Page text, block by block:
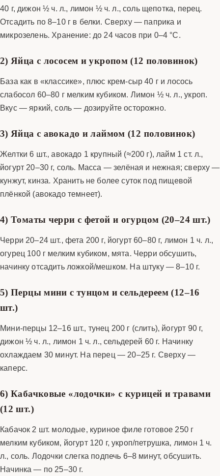
40 г, дижон ½ ч. л., лимон ½ ч. л., соль щепотка, перец.
Отсадить по 8–10 г в белки. Сверху — паприка и
микрозелень. Хранение: до 24 часов при 0–4 °C.
2) Яйца с лососем и укропом (12 половинок)
База как в «классике», плюс крем-сыр 40 г и лосось
слабосол 60–80 г мелким кубиком. Лимон ½ ч. л., укроп.
Вкус — яркий, соль — дозируйте осторожно.
3) Яйца с авокадо и лаймом (12 половинок)
Желтки 6 шт., авокадо 1 крупный (≈200 г), лайм 1 ст. л.,
йогурт 20–30 г, соль. Масса — зелёная и нежная; сверху —
кунжут, кинза. Хранить не более суток под пищевой
плёнкой (авокадо темнеет).
4) Томаты черри с фетой и огурцом (20–24 шт.)
Черри 20–24 шт., фета 200 г, йогурт 60–80 г, лимон 1 ч. л.,
огурец 100 г мелким кубиком, мята. Черри обсушить,
начинку отсадить ложкой/мешком. На штуку — 8–10 г.
5) Перцы мини с тунцом и сельдереем (12–16
шт.)
Мини-перцы 12–16 шт., тунец 200 г (слить), йогурт 90 г,
дижон ½ ч. л., лимон 1 ч. л., сельдерей 60 г. Начинку
охлаждаем 30 минут. На перец — 20–25 г. Сверху —
каперс.
6) Кабачковые «лодочки» с курицей и травами
(12 шт.)
Кабачок 2 шт. молодые, куриное филе готовое 250 г
мелким кубиком, йогурт 120 г, укроп/петрушка, лимон 1 ч.
л., соль. Лодочки слегка подпечь 6–8 минут, обсушить.
Начинка — по 25–30 г.